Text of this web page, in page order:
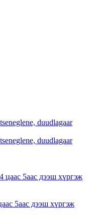
duudlagaar
duudlagaar
5аас дээш хүргэж